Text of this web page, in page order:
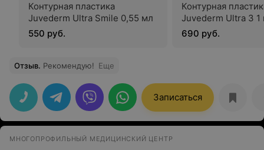
Контурная пластика
Juvederm Ultra Smile 0,55 мл
550 руб.
Контурная
Juvederm Ultra 3 1
690 руб.
Отзыв. Рекомендую! Еще
Записаться
МНОГОПРОФИЛЬНЫЙ МЕДИЦИНСКИЙ ЦЕНТР